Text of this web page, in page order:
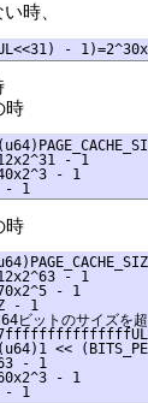
時、
時
- 1
- 1
時
- 1
- 1
- 1
ビットのサイズを
0x7fffffffffffffffUL
<<
- 1
- 1
           = 8E - 1